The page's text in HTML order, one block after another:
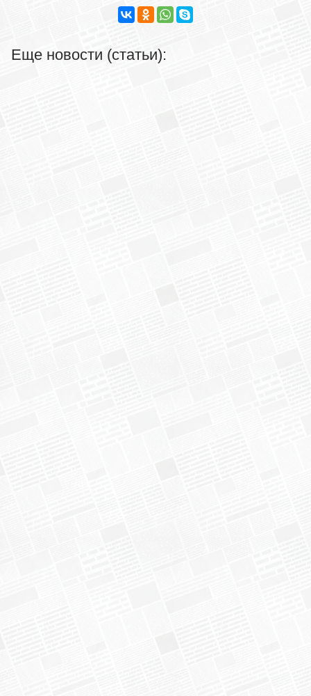
Еще новости (статьи):